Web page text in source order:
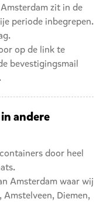
zit in de
periode inbegrepen.
op de link te
bevestigingsmail
andere
door heel
Amsterdam waar wij
, Amstelveen, Diemen,